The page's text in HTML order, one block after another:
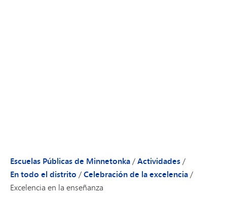
Escuelas Públicas de Minnetonka/Actividades/
En todo el distrito /Celebración de la excelencia/
Excelencia en la enseñanza